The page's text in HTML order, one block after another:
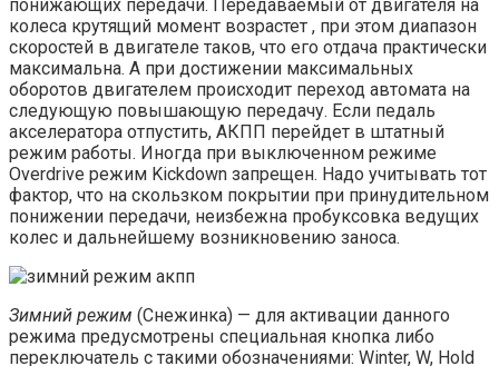
понижающих передачи. Передаваемый от двигателя на
колеса крутящий момент возрастет , при этом диапазон
скоростей в двигателе таков, что его отдача практически
максимальна. А при достижении максимальных
оборотов двигателем происходит переход автомата на
следующую повышающую передачу. Если педаль
акселератора отпустить, АКПП перейдет в штатный
режим работы. Иногда при выключенном режиме
Overdrive режим Kickdown запрещен. Надо учитывать тот
фактор, что на скользком покрытии при принудительном
понижении передачи, неизбежна пробуксовка ведущих
колес и дальнейшему возникновению заноса.
Зимний режим (Снежинка) — для активации данного
режима предусмотрены специальная кнопка либо
переключатель с такими обозначениями: Winter, W, Hold